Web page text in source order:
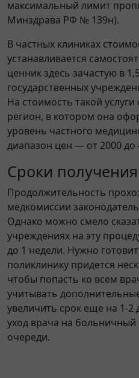
максимальный лимит
Минздрава РФ № 139н).
В частных клиниках
устанавливается
ценник здесь зачастую в
государственных
На стоимость такой
регион, в котором она
уровень частного
диапазон цен — от 2000 до
Сроки получения
Продолжительность
медкомиссии
Однако можно смело
учреждениях на эту
до 1 недели. Нужно
поликлинику придется
чтобы попасть ко всем
учитывать
увеличить срок еще на 1-
уход врача на больничный
очереди.